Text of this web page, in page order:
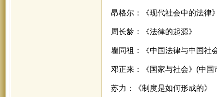
昂格尔：《现代社会中的法律
周长龄：《法律的起源》
瞿同祖：《中国法律与中国社
邓正来：《国家与社会》(中国
苏力：《制度是如何形成的》